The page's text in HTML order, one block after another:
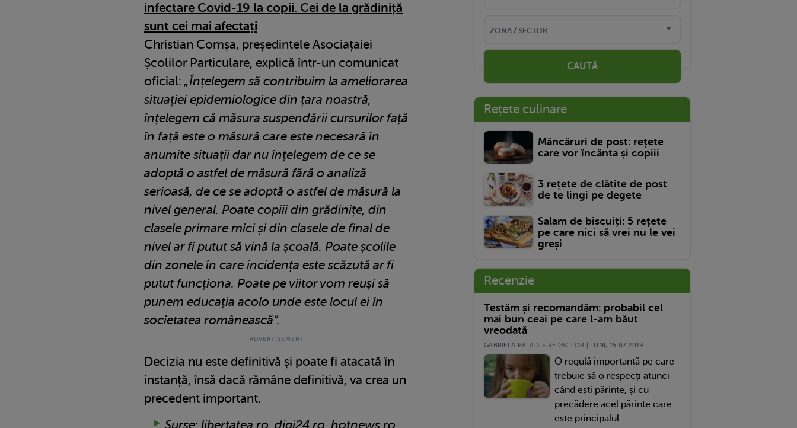
infectare Covid-19 la copii. Cei de la grădiniță
sunt cei mai afectați
Christian Comșa, președintele Asociațaiei
Școlilor Particulare, explică într-un comunicat
oficial: „Înțelegem să contribuim la ameliorarea
situației epidemiologice din țara noastră,
înțelegem că măsura suspendării cursurilor față
în față este o măsură care este necesară în
anumite situații dar nu înțelegem de ce se
adoptă o astfel de măsură fără o analiză
serioasă, de ce se adoptă o astfel de măsură la
nivel general. Poate copiii din grădinițe, din
clasele primare mici și din clasele de final de
nivel ar fi putut să vină la școală. Poate școlile
din zonele în care incidența este scăzută ar fi
putut funcționa. Poate pe viitor vom reuși să
punem educația acolo unde este locul ei în
societatea românească”.
Decizia nu este definitivă și poate fi atacată în
instanță, însă dacă rămâne definitivă, va crea un
precedent important.
Surse: libertatea.ro, digi24.ro, hotnews.ro,
CAUTĂ
Rețete culinare
Mâncăruri de post: rețete
care vor încânta și copiii
3 rețete de clătite de post
de te lingi pe degete
Salam de biscuiți: 5 rețete
pe care nici să vrei nu le vei
greși
Recenzie
Testăm și recomandăm: probabil cel
mai bun ceai pe care l-am băut
vreodată
GABRIELA PALADI - REDACTOR | LUNI, 15.07.2019
O regulă importantă pe care
trebuie să o respecți atunci
când ești părinte, și cu
precădere acel părinte care
este principalul...